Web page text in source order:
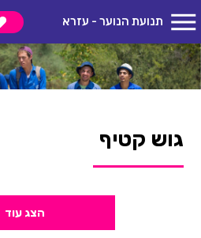
תנועת הנוער - עזרא
גוש קטיף
הצג עוד